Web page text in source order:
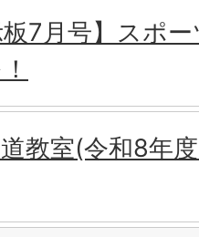
板7月号】スポ
教室(令和8年